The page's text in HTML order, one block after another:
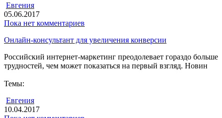
Евгения
05.06.2017
Пока нет комментариев
Онлайн-консультант для увеличения конверсии
Российский интернет-маркетинг преодолевает гораздо больше
трудностей, чем может показаться на первый взгляд. Новин
Темы:
Евгения
10.04.2017